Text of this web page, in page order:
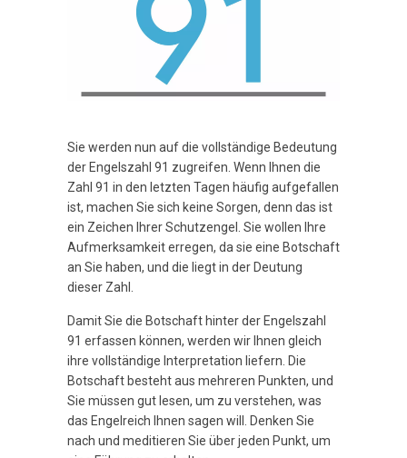
Sie werden nun auf die vollständige Bedeutung
der Engelszahl 91 zugreifen. Wenn Ihnen die
Zahl 91 in den letzten Tagen häufig aufgefallen
ist, machen Sie sich keine Sorgen, denn das ist
ein Zeichen Ihrer Schutzengel. Sie wollen Ihre
Aufmerksamkeit erregen, da sie eine Botschaft
an Sie haben, und die liegt in der Deutung
dieser Zahl.
Damit Sie die Botschaft hinter der Engelszahl
91 erfassen können, werden wir Ihnen gleich
ihre vollständige Interpretation liefern. Die
Botschaft besteht aus mehreren Punkten, und
Sie müssen gut lesen, um zu verstehen, was
das Engelreich Ihnen sagen will. Denken Sie
nach und meditieren Sie über jeden Punkt, um